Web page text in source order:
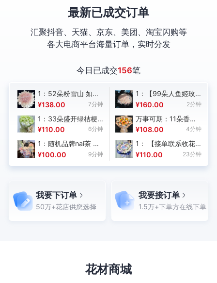
最新已成交订单
汇聚抖音、天猫、京东、美团、淘宝闪购等
各大电商平台海量订单，实时分发
今日已成交156笔
1：52朵粉雪山 如图
制作 花材新鲜，购买
¥138.00 7分钟
1：【99朵人鱼姬玫
瑰（白玫瑰喷漆染
制作(1份)】，购买数
量：1；
¥160.00 2分钟
1：33朵盛开绿桔梗
白桔梗混搭（绿的
满 如图制作，购买数
量：1；
¥110.00 6分钟
万事可期：11朵香槟
玫瑰，3支向日葵，3
芭比，白色小雏菊搭
配。尤加利间插；包
装：兰亭集序纸包装
¥108.00 4分钟
1：随机品牌nai茶 不
要蜜雪 花材按图制作
¥100.00 9分钟
1： 【接单联系收花
人核实时间】1枝蓝色
枝粉色康乃馨，2枝折
射多头玫，5枝白桔梗
（喷碎冰蓝色），4枝
¥110.00 23分钟
我要下订单
50万+花店供您选择
我要接订单
1.5万+下单方在线下单
花材商城